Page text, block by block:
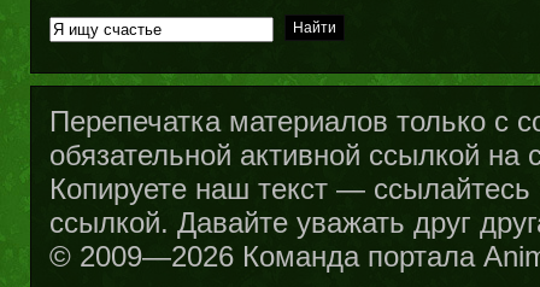
Перепечатка материалов только с
обязательной активной ссылкой на
Копируете наш текст —
ссылкой. Давайте уважать друг
© 2009—2026 Команда портала